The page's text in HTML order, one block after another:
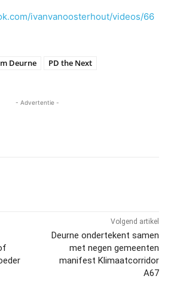
ivanvanoosterhout/videos/66
Deurne
PD the Next
- Advertentie -
Volgend artikel
Deurne ondertekent samen
met negen gemeenten
manifest Klimaatcorridor
A67